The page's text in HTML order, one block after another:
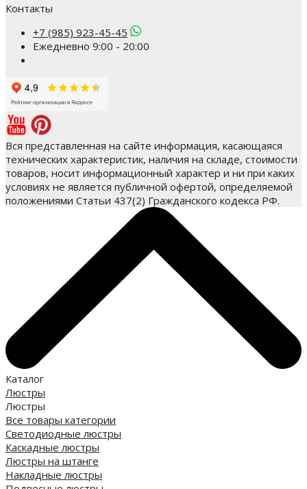
Контакты
+7 (985) 923-45-45
Ежедневно 9:00 - 20:00
Вся представленная на сайте информация, касающаяся
технических характеристик, наличия на складе, стоимости
товаров, носит информационный характер и ни при каких
условиях не является публичной офертой, определяемой
положениями Статьи 437(2) Гражданского кодекса РФ.
Каталог
Люстры
Люстры
Все товары категории
Светодиодные люстры
Каскадные люстры
Люстры на штанге
Накладные люстры